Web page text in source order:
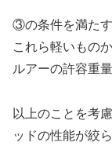
③の条件を満た
これら軽いもの
ルアーの許容重
以上のことを考
ッドの性能が絞